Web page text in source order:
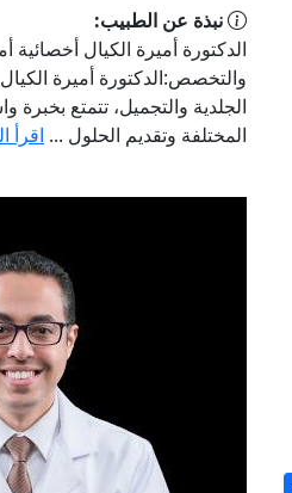
نبذة عن الطبيب:
الدكتورة أميرة الكيال أخصائية
والتخصص:الدكتورة أميرة
الجلدية والتجميل، تتمتع
المختلفة وتقديم الحلول ... اقرأ